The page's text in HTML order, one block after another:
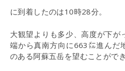
に到着したのは10時28分。
大観望よりも多少、高度が下が
端から真南方向に663㍍進んだ
のある阿蘇五岳を望むことができ